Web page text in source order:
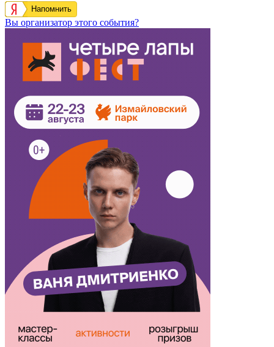
Напомнить
Вы организатор этого события?